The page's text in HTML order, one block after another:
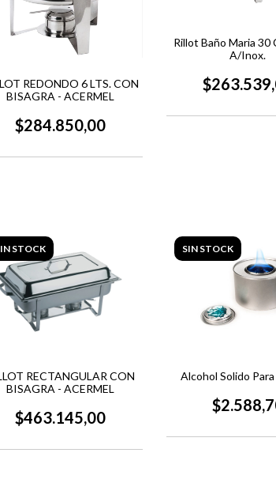
REDONDO 6 LTS. CON
BISAGRA - ACERMEL
$284.850,00
Rillot Baño Maria 30
A/Inox.
STOCK
RECTANGULAR CON
BISAGRA - ACERMEL
$463.145,00
SIN STOCK
Alcohol Solido